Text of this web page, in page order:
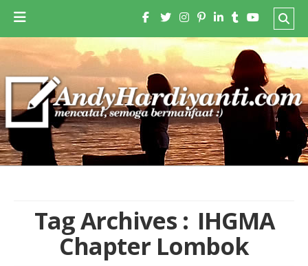
Tag Archives : IHGMA
Chapter Lombok